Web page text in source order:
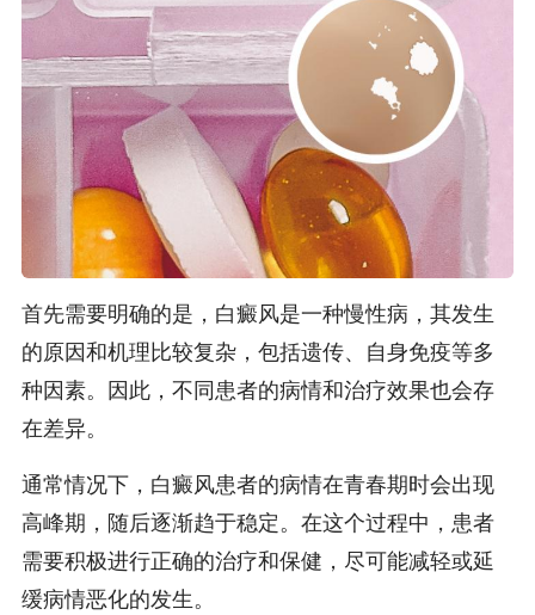
首先需要明确的是，白癜风是一种慢性病，其发生
的原因和机理比较复杂，包括遗传、自身免疫等多
种因素。因此，不同患者的病情和治疗效果也会存
在差异。
通常情况下，白癜风患者的病情在青春期时会出现
高峰期，随后逐渐趋于稳定。在这个过程中，患者
需要积极进行正确的治疗和保健，尽可能减轻或延
缓病情恶化的发生。